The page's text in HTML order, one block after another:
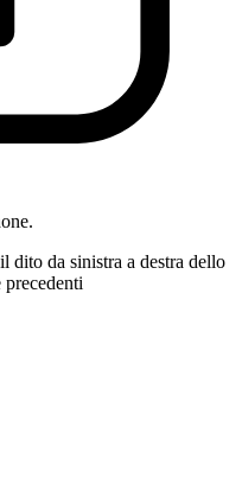
dito da sinistra a destra dello
precedenti